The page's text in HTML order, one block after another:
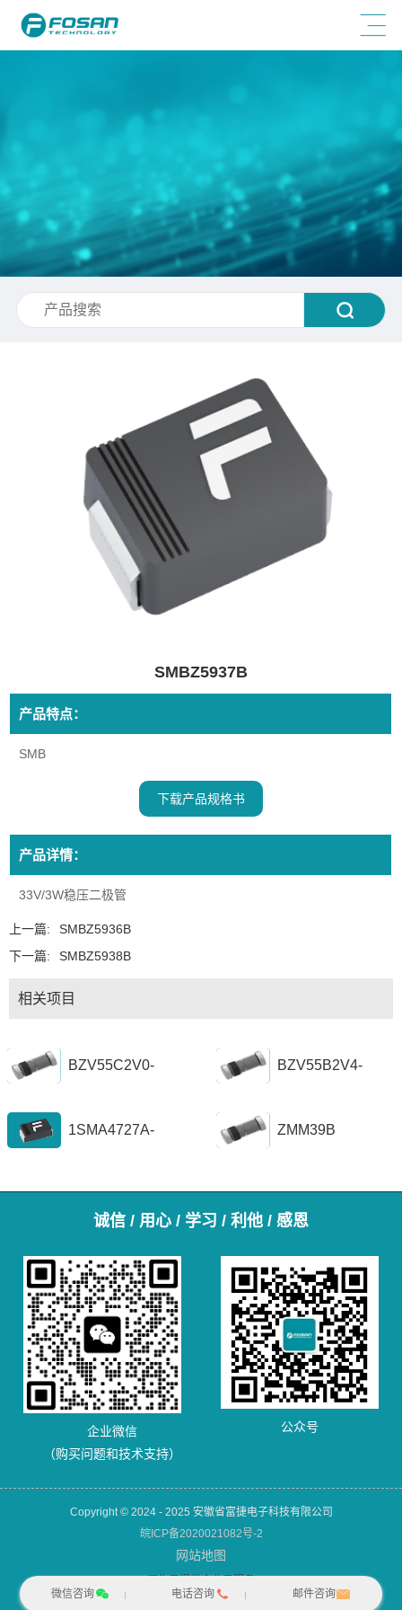
SMBZ5937B
产品特点：
SMB
下载产品规格书
产品详情：
33V/3W稳压二极管
上一篇:
SMBZ5936B
下一篇:
SMBZ5938B
相关项目
BZV55C2V0- BZV55B2V4-
1SMA4727A-
ZMM39B
诚信 / 用心 / 学习 / 利他 / 感恩
企业微信
（购买问题和技术支持）
公众号
Copyright © 2024 - 2025 安徽省富捷电子科技有限公司
皖ICP备2020021082号-2
网站地图
微信咨询
电话咨询 邮件咨询